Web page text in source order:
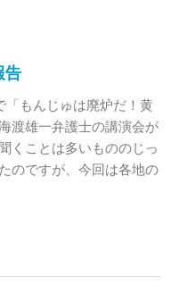
告
もんじゅは廃炉だ！黄
渡雄一弁護士の講演会が
くことは多いもののじっ
のですが、今回は各地の